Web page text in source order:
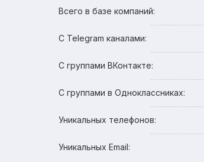
Всего в базе компаний:
С Telegram каналами:
С группами ВКонтакте:
С группами в Одноклассниках:
Уникальных телефонов:
Уникальных Email: